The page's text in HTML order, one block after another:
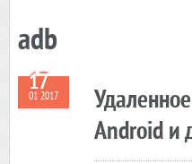
adb
17
01 2017
Android и